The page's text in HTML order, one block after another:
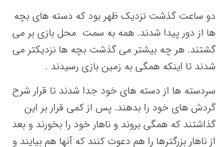
دو ساعت گذشت نزدیک ظهر بود که دسته های بچه
ها از دور پیدا شدند. همه به سمت محل بازی بر می
گشتند. هر چه بیشتر می گذشت بچه ها نزدیکتر می
شدند تا اینکه همگی به زمین بازی رسیدند .
سردسته ها از دسته های خود جدا شدند تا قرار شرح
گردش های خود را بدهند. پس از کمی قرار بر این
گذاشتند که همگی بروند و ناهار خود را بخورند و بعد
از ناهار بزرگترها را هم دعوت کنند که آنها هم بیایند و